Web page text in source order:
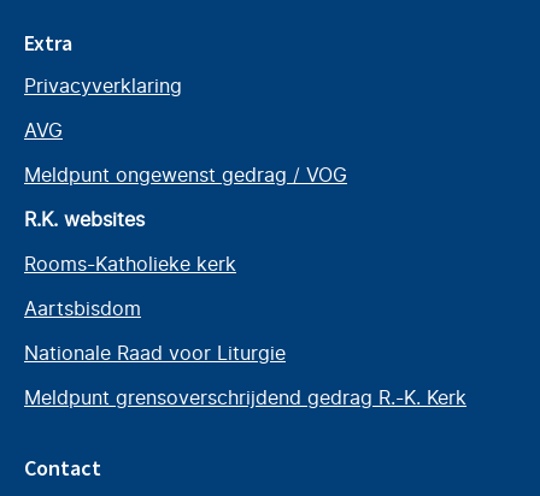
Extra
Privacyverklaring
AVG
Meldpunt ongewenst gedrag / VOG
R.K. websites
Rooms-Katholieke kerk
Aartsbisdom
Nationale Raad voor Liturgie
Meldpunt grensoverschrijdend gedrag R.-K. Kerk
Contact